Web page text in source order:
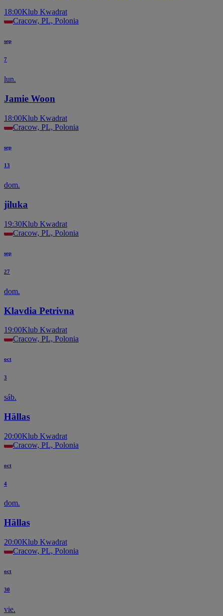
18:00Klub Kwadrat
Cracow, PL, Polonia
sep
7
lun.
Jamie Woon
18:00Klub Kwadrat
Cracow, PL, Polonia
sep
13
dom.
jiluka
19:30Klub Kwadrat
Cracow, PL, Polonia
sep
27
dom.
Klavdia Petrivna
19:00Klub Kwadrat
Cracow, PL, Polonia
oct
3
sáb.
Hällas
20:00Klub Kwadrat
Cracow, PL, Polonia
oct
4
dom.
Hällas
20:00Klub Kwadrat
Cracow, PL, Polonia
oct
30
vie.